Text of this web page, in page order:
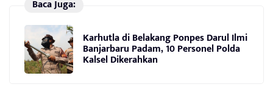
Baca Juga:
Karhutla di Belakang Ponpes Darul Ilmi
Banjarbaru Padam, 10 Personel Polda
Kalsel Dikerahkan